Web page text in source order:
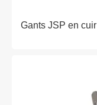
Gants JSP en cuir